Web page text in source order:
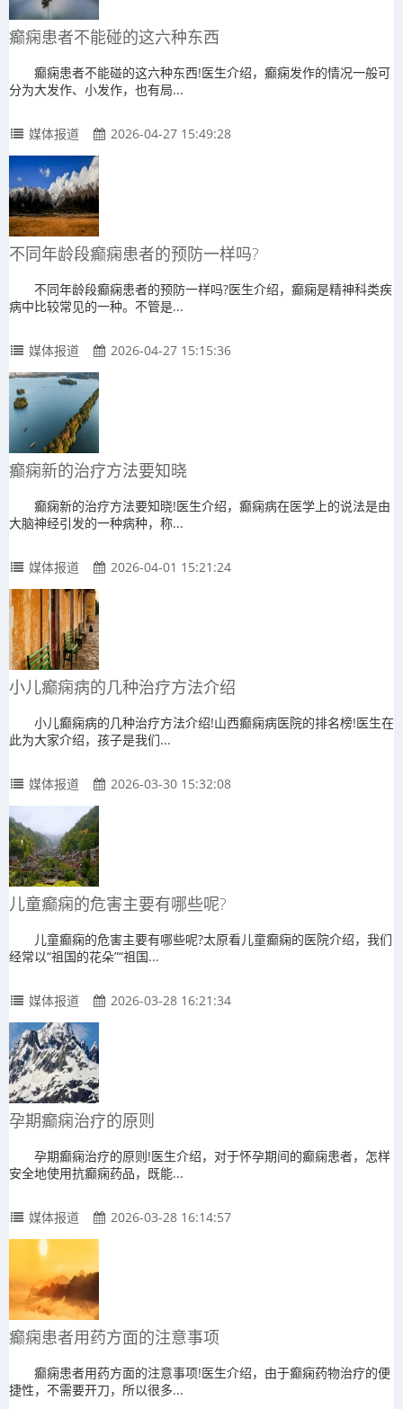
癫痫患者不能碰的这六种东西
癫痫患者不能碰的这六种东西!医生介绍，癫痫发作的情况一般可
分为大发作、小发作，也有局...
媒体报道 2026-04-27 15:49:28
不同年龄段癫痫患者的预防一样吗?
不同年龄段癫痫患者的预防一样吗?医生介绍，癫痫是精神科类疾
病中比较常见的一种。不管是...
媒体报道 2026-04-27 15:15:36
癫痫新的治疗方法要知晓
癫痫新的治疗方法要知晓!医生介绍，癫痫病在医学上的说法是由
大脑神经引发的一种病种，称...
媒体报道 2026-04-01 15:21:24
小儿癫痫病的几种治疗方法介绍
小儿癫痫病的几种治疗方法介绍!山西癫痫病医院的排名榜!医生在
此为大家介绍，孩子是我们...
媒体报道 2026-03-30 15:32:08
儿童癫痫的危害主要有哪些呢?
儿童癫痫的危害主要有哪些呢?太原看儿童癫痫的医院介绍，我们
经常以“祖国的花朵”“祖国...
媒体报道 2026-03-28 16:21:34
孕期癫痫治疗的原则
孕期癫痫治疗的原则!医生介绍，对于怀孕期间的癫痫患者，怎样
安全地使用抗癫痫药品，既能...
媒体报道 2026-03-28 16:14:57
癫痫患者用药方面的注意事项
癫痫患者用药方面的注意事项!医生介绍，由于癫痫药物治疗的便
捷性，不需要开刀，所以很多...